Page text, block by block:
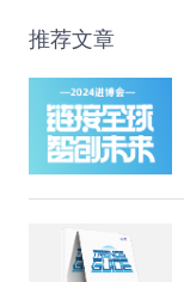
推荐文章